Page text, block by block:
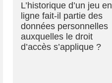
L’historique d’un jeu en
ligne fait-il partie des
données personnelles
auxquelles le droit
d’accès s’applique ?